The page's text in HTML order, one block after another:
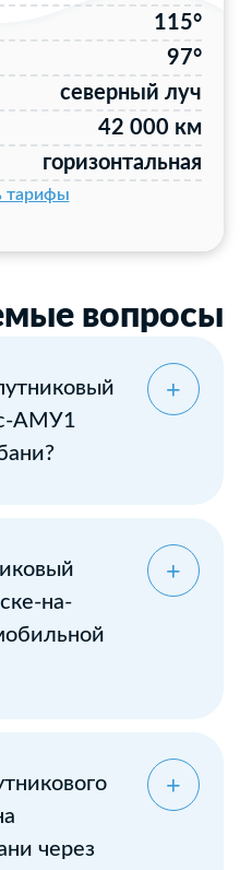
115°
97°
северный луч
42 000 км
горизонтальная
тарифы
вопросы
АМУ1
на-
через